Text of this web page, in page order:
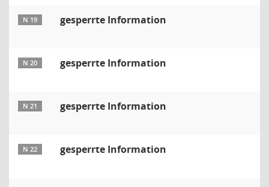
N 19 gesperrte Information
N 20 gesperrte Information
N 21 gesperrte Information
N 22 gesperrte Information